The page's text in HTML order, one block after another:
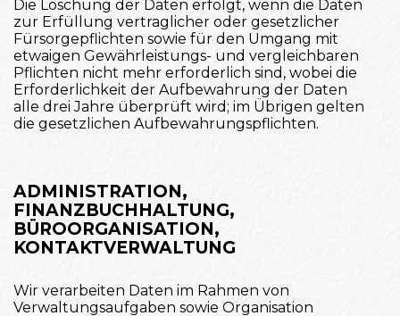
Die Löschung der Daten erfolgt, wenn die Daten
zur Erfüllung vertraglicher oder gesetzlicher
Fürsorgepflichten sowie für den Umgang mit
etwaigen Gewährleistungs- und vergleichbaren
Pflichten nicht mehr erforderlich sind, wobei die
Erforderlichkeit der Aufbewahrung der Daten
alle drei Jahre überprüft wird; im Übrigen gelten
die gesetzlichen Aufbewahrungspflichten.
ADMINISTRATION,
FINANZBUCHHALTUNG,
BÜROORGANISATION,
KONTAKTVERWALTUNG
Wir verarbeiten Daten im Rahmen von
Verwaltungsaufgaben sowie Organisation